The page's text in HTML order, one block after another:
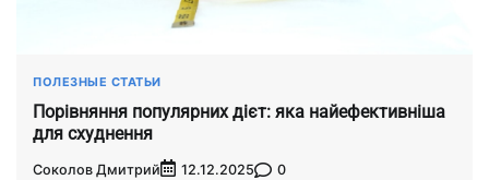
ПОЛЕЗНЫЕ СТАТЬИ
Порівняння популярних дієт: яка найефективніша
для схуднення
Соколов Дмитрий 12.12.2025 0